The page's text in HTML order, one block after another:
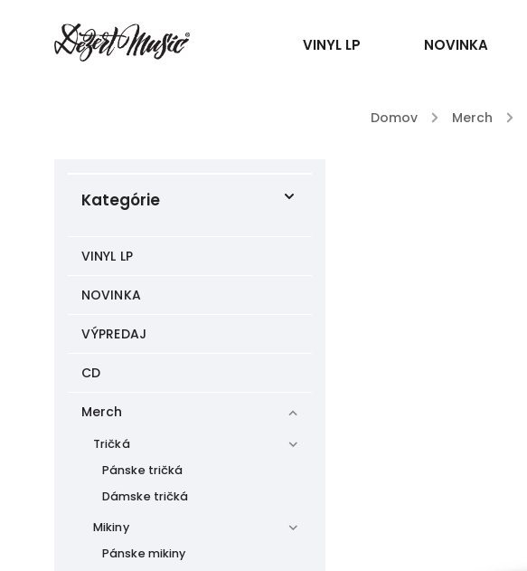
VINYL LP NOVINKA
Domov / Merch /
Kategórie
VINYL LP
NOVINKA
VÝPREDAJ
CD
Merch
Tričká
Pánske tričká
Dámske tričká
Mikiny
Pánske mikiny